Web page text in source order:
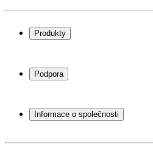
Produkty
Stojany na víno
Vinný nábytek
Podpora
Servisní případ
Platba
Vrácení
Informace o společnosti